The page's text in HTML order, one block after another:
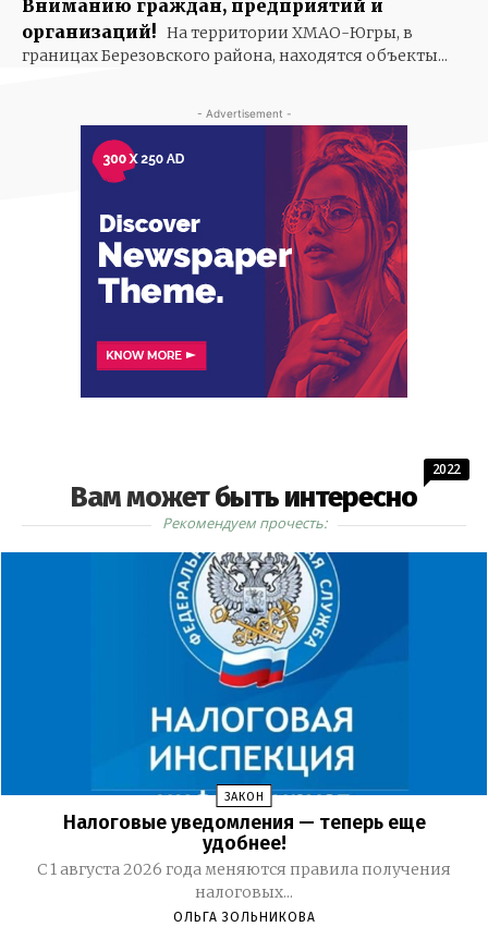
Вниманию граждан, предприятий и
организаций! На территории ХМАО-Югры, в
границах Березовского района, находятся объекты...
- Advertisement -
Вам может быть интересно
2022
Рекомендуем прочесть:
ЗАКОН
Налоговые уведомления — теперь еще
удобнее!
С 1 августа 2026 года меняются правила получения
налоговых...
ОЛЬГА ЗОЛЬНИКОВА